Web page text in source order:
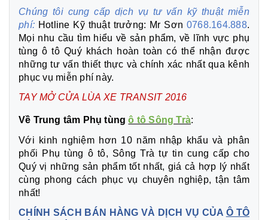
Chúng tôi cung cấp dịch vụ tư vấn kỹ thuật miễn
phí: Hotline Kỹ thuật trưởng: Mr Sơn 0768.164.888.
Mọi nhu cầu tìm hiểu về sản phẩm, về lĩnh vực phụ
tùng ô tô Quý khách hoàn toàn có thể nhận được
những tư vấn thiết thực và chính xác nhất qua kênh
phục vụ miễn phí này.
TAY MỞ CỬA LÙA XE TRANSIT 2016
Về Trung tâm Phụ tùngô tô Sông Trà:
Với kinh nghiệm hơn 10 năm nhập khẩu và phân
phối Phụ tùng ô tô, Sông Trà tự tin cung cấp cho
Quý vị những sản phẩm tốt nhất, giá cả hợp lý nhất
cùng phong cách phục vụ chuyên nghiệp, tận tâm
nhất!
CHÍNH SÁCH BÁN HÀNG VÀ DỊCH VỤ CỦA Ô TÔ